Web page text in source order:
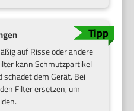
auf Risse oder andere
kann Schmutzpartikel
dem Gerät. Bei
Filter ersetzen, um